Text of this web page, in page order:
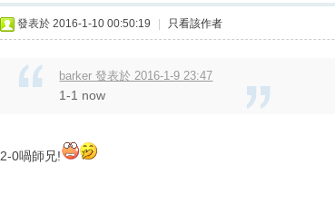
發表於 2016-1-10 00:50:19 只看該作者
barker 發表於 2016-1-9 23:47
1-1 now
2-0喎師兄!